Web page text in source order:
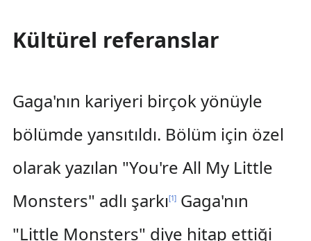
Kültürel referanslar
Gaga'nın kariyeri birçok yönüyle
bölümde yansıtıldı. Bölüm için özel
olarak yazılan "You're All My Little
Monsters" adlı şarkı[1]Gaga'nın
"Little Monsters" diye hitap ettiği